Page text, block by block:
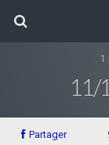
1
11/
Partager